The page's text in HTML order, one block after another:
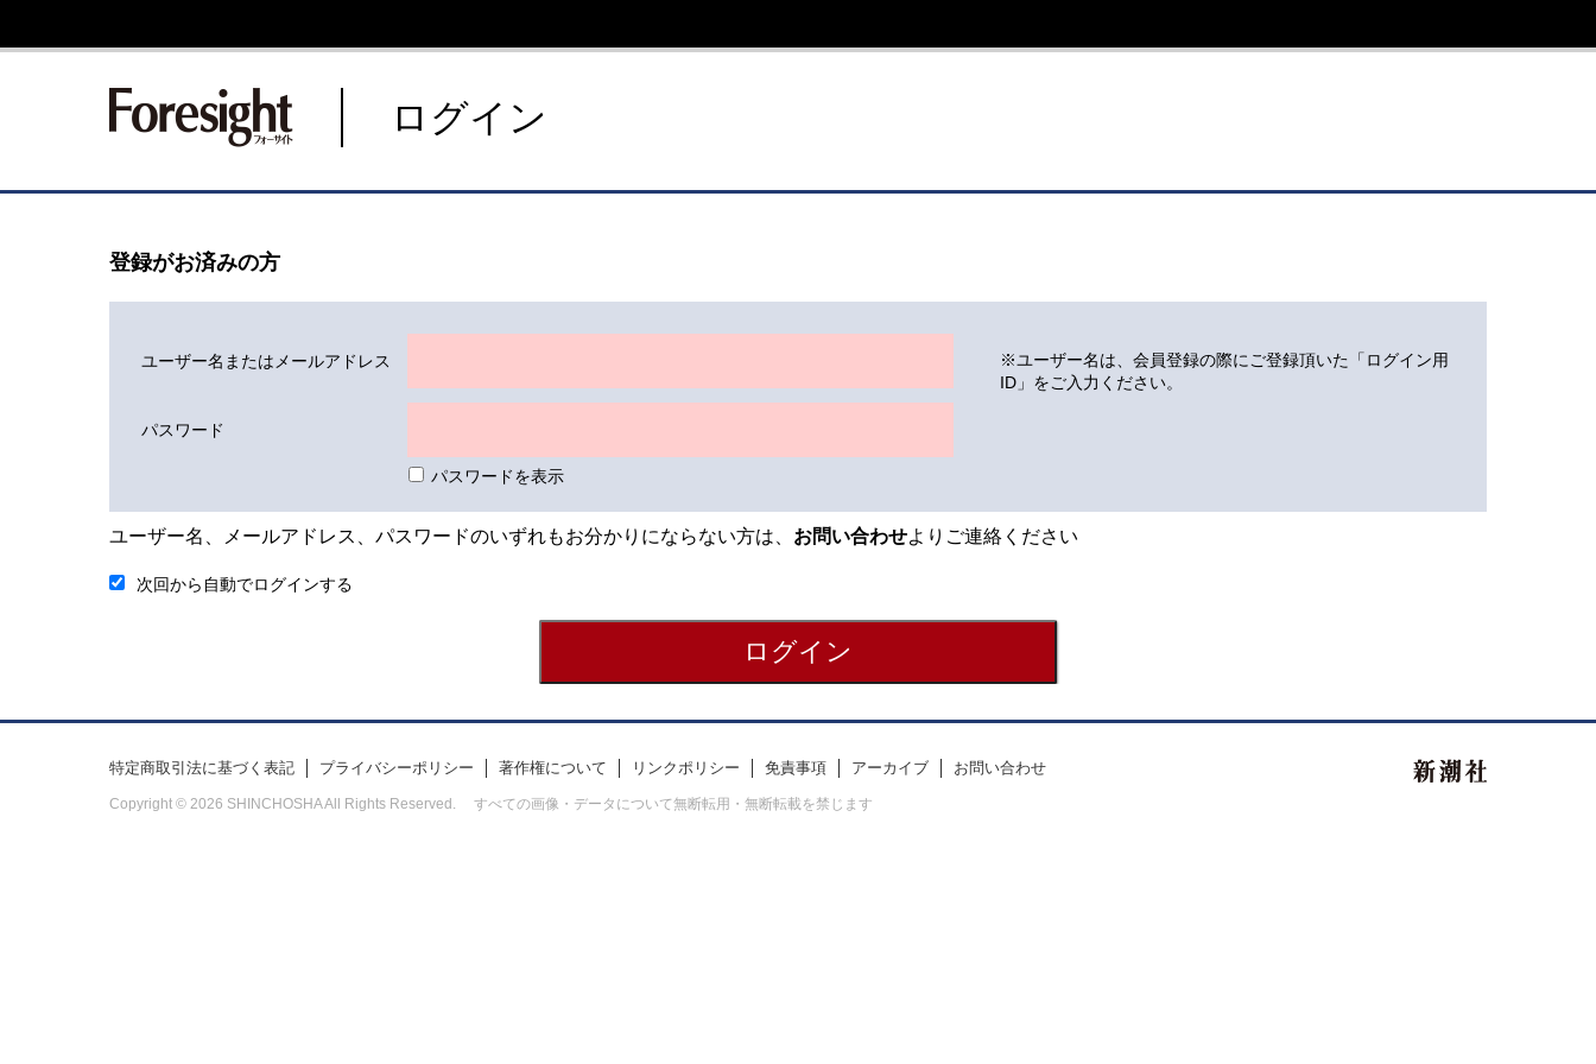
新潮社 Foresight フォーサイト
ログイン
登録がお済みの方
ユーザー名またはメールアドレス
パスワード
パスワードを表示
※ユーザー名は、会員登録の際にご登録頂いた「ログイン用
ID」をご入力ください。
ユーザー名、メールアドレス、パスワードのいずれもお分かりにならない方は、 お問い合わせよりご連絡ください
次回から自動でログインする
特定商取引法に基づく表記 プライバシーポリシー 著作権について リンクポリシー 免責事項 アーカイブ お問い合わせ
Copyright © 2026 SHINCHOSHA All Rights Reserved. すべての画像・データについて無断転用・無断転載を禁じます